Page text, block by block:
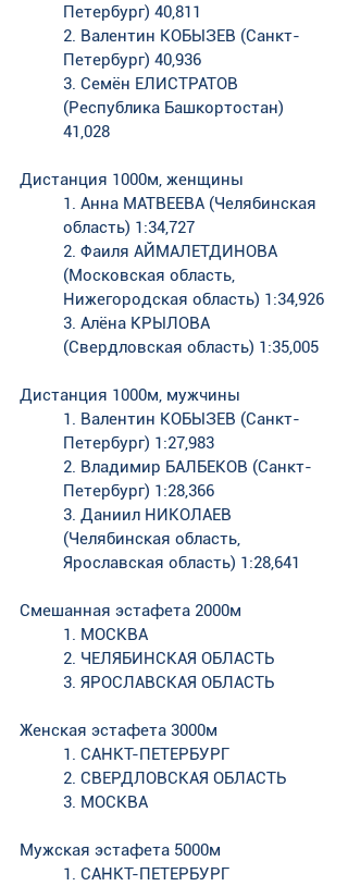
Петербург) 40,811
2. Валентин КОБЫЗЕВ (Санкт-
Петербург) 40,936
3. Семён ЕЛИСТРАТОВ
(Республика Башкортостан)
41,028
Дистанция 1000м, женщины
1. Анна МАТВЕЕВА (Челябинская
область) 1:34,727
2. Фаиля АЙМАЛЕТДИНОВА
(Московская область,
Нижегородская область) 1:34,926
3. Алёна КРЫЛОВА
(Свердловская область) 1:35,005
Дистанция 1000м, мужчины
1. Валентин КОБЫЗЕВ (Санкт-
Петербург) 1:27,983
2. Владимир БАЛБЕКОВ (Санкт-
Петербург) 1:28,366
3. Даниил НИКОЛАЕВ
(Челябинская область,
Ярославская область) 1:28,641
Смешанная эстафета 2000м
1. МОСКВА
2. ЧЕЛЯБИНСКАЯ ОБЛАСТЬ
3. ЯРОСЛАВСКАЯ ОБЛАСТЬ
Женская эстафета 3000м
1. САНКТ-ПЕТЕРБУРГ
2. СВЕРДЛОВСКАЯ ОБЛАСТЬ
3. МОСКВА
Мужская эстафета 5000м
1. САНКТ-ПЕТЕРБУРГ